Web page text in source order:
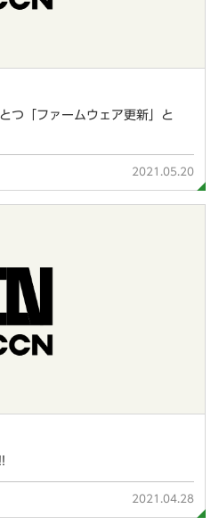
つ「ファームウェア更新」と
2021.05.20
2021.04.28